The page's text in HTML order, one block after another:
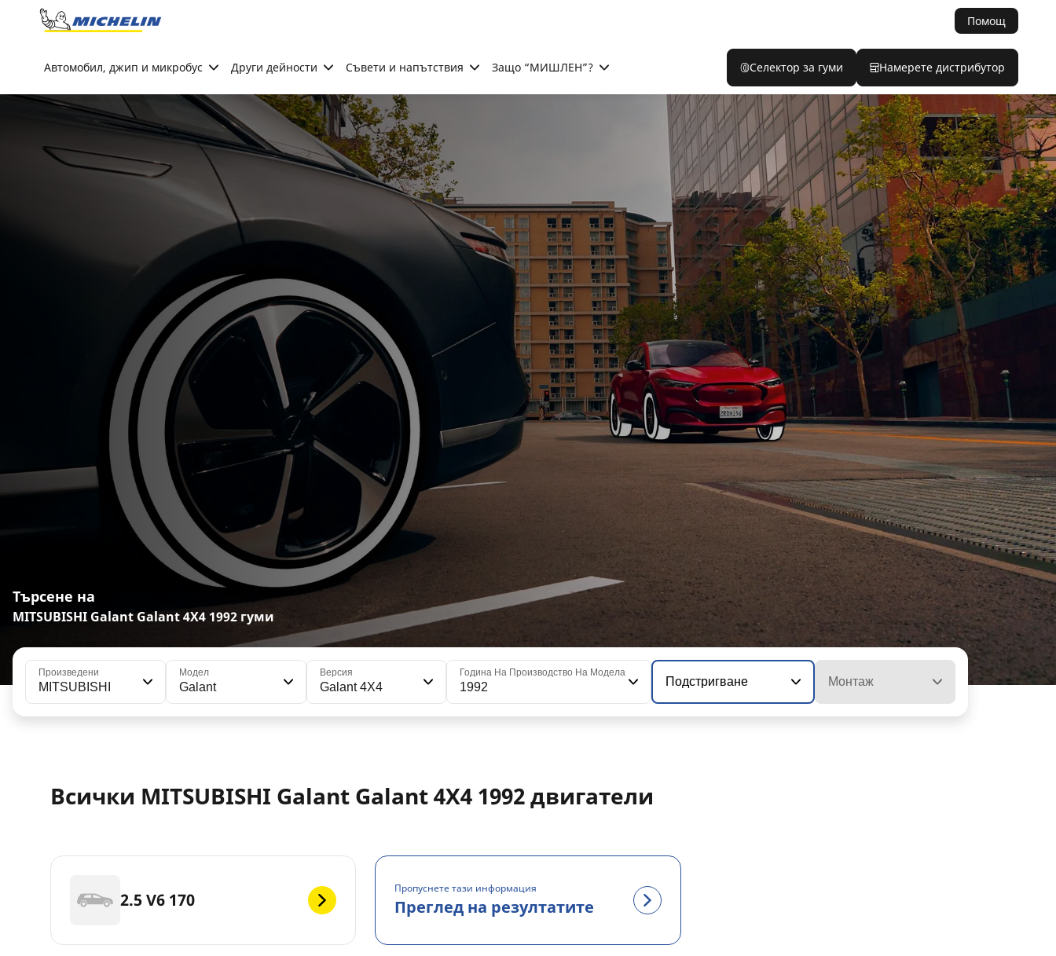
Go to page content
Помощ
Автомобил, джип и микробус Други дейности Съвети и напътствия Защо “МИШЛЕН”? Селектор за гуми Намерете дистрибутор
Търсене на
MITSUBISHI Galant Galant 4X4 1992 гуми
Произведени
MITSUBISHI
Модел
Galant
Версия
Galant 4X4
Година На Производство На Модела
1992 Подстригване Монтаж
Всички MITSUBISHI Galant Galant 4X4 1992 двигатели
2.5 V6 170
Пропуснете тази информация
Преглед на резултатите